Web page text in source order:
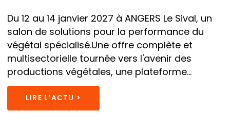
Du 12 au 14 janvier 2027 à ANGERS Le Sival, un
salon de solutions pour la performance du
végétal spécialisé.Une offre complète et
multisectorielle tournée vers l'avenir des
productions végétales, une plateforme...
LIRE L’ACTU >